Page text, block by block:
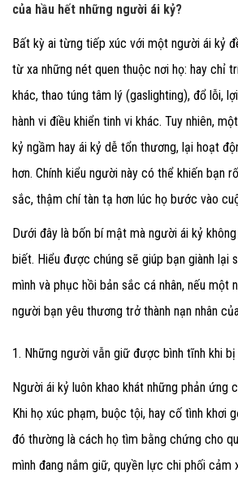
của hầu hết những người ái kỷ?
Bất kỳ ai từng tiếp xúc với một người ái kỷ
từ xa những nét quen thuộc nơi họ: hay chỉ
khác, thao túng tâm lý (gaslighting), đổ lỗi,
hành vi điều khiển tinh vi khác. Tuy nhiên,
kỷ ngầm hay ái kỷ dễ tổn thương, lại hoạt
hơn. Chính kiểu người này có thể khiến bạn
sắc, thậm chí tàn tạ hơn lúc họ bước vào
Dưới đây là bốn bí mật mà người ái kỷ
biết. Hiểu được chúng sẽ giúp bạn giành lại
mình và phục hồi bản sắc cá nhân, nếu một
người bạn yêu thương trở thành nạn nhân
1. Những người vẫn giữ được bình tĩnh khi bị
Người ái kỷ luôn khao khát những phản ứng
Khi họ xúc phạm, buộc tội, hay cố tình khơi
đó thường là cách họ tìm bằng chứng cho
mình đang nắm giữ, quyền lực chi phối cảm